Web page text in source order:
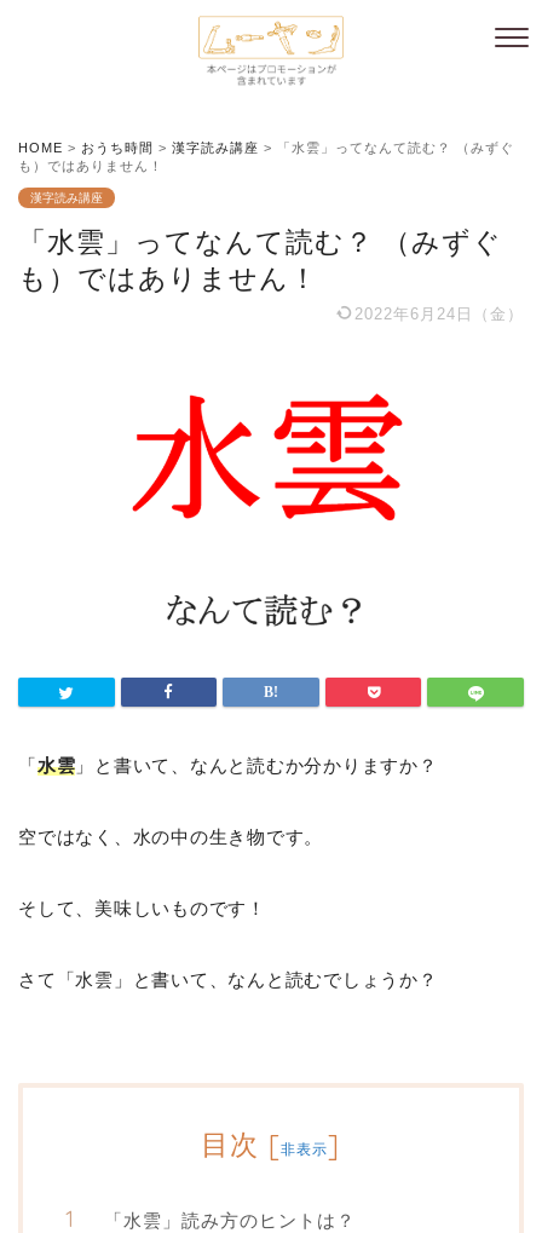
HOME > おうち時間 > 漢字読み講座 >
「水雲」ってなんて読む？ （みずぐ
も）ではありません！
漢字読み講座
「水雲」ってなんて読む？ （みずぐ
も）ではありません！
2022年6月24日（金）
「水雲 」と書いて、なんと読むか分かりますか？
空ではなく、水の中の生き物です。
そして、美味しいものです！
さて「水雲」と書いて、なんと読むでしょうか？
目次 [非表示]
「水雲」読み方のヒントは？